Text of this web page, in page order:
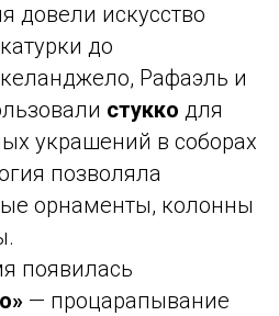
довели искусство
до
Рафаэль и
стукко для
украшений в соборах
позволяла
орнаменты, колонны
появилась
— процарапывание